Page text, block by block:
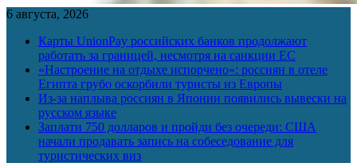
6 августа, 2026
Карты UnionPay российских банков продолжают
работать за границей, несмотря на санкции ЕС
«Настроение на отдыхе испорчено»: россиян в отеле
Египта грубо оскорбили туристы из Европы
Из-за наплыва россиян в Японии появились вывески на
русском языке
Заплати 750 долларов и пройди без очереди: США
начали продавать запись на собеседование для
туристических виз